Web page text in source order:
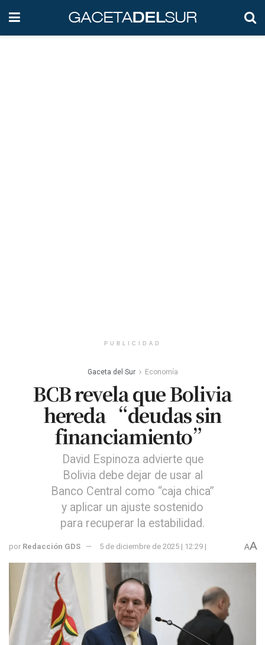
PUBLICIDAD
Gaceta del Sur Economía
BCB revela que Bolivia
hereda “deudas sin
financiamiento”
David Espinoza advierte que
Bolivia debe dejar de usar al
Banco Central como “caja chica”
y aplicar un ajuste sostenido
para recuperar la estabilidad.
por Redacción GDS 5 de diciembre de 2025 | 12:29 | AA